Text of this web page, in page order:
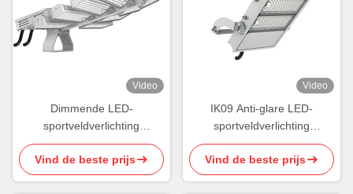
Video
Dimmende LED-
sportveldverlichting
Waterdichte
cricketstadionverlichting
Horizontaal
Vind de beste prijs
Video
IK09 Anti-glare LED-
sportveldverlichting
Lichtgewicht IP66 Eagle-
serie
Vind de beste prijs